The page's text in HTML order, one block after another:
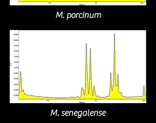
M. porcinum
M. senegalense